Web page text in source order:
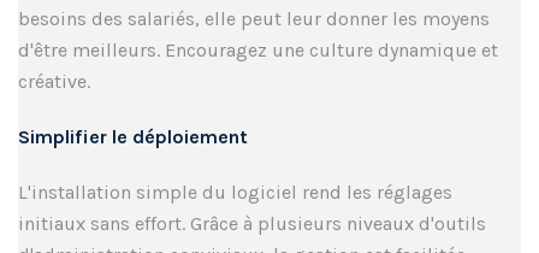
besoins des salariés, elle peut leur donner les moyens
d'être meilleurs. Encouragez une culture dynamique et
créative.
Simplifier le déploiement
L'installation simple du logiciel rend les réglages
initiaux sans effort. Grâce à plusieurs niveaux d'outils